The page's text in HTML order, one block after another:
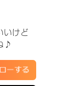
いけど
♪